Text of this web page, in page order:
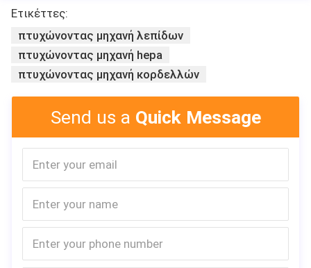
Ετικέττες:
πτυχώνοντας μηχανή λεπίδων
πτυχώνοντας μηχανή hepa
πτυχώνοντας μηχανή κορδελλών
Send us a Quick Message